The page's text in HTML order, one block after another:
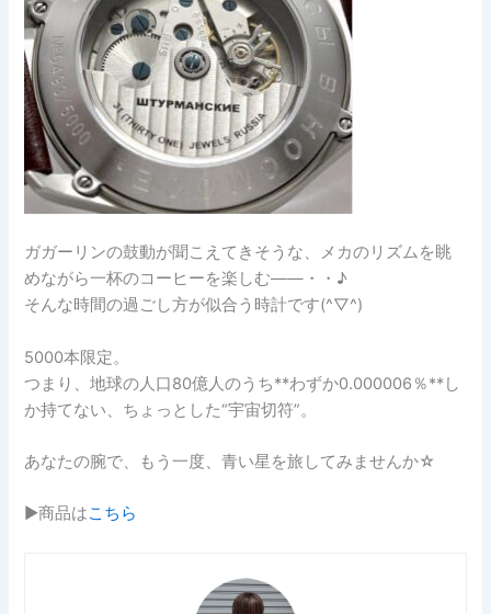
ガガーリンの鼓動が聞こえてきそうな、メカのリズムを眺
めながら一杯のコーヒーを楽しむ——・・♪
そんな時間の過ごし方が似合う時計です(^▽^)
5000本限定。
つまり、地球の人口80億人のうち**わずか0.000006％**し
か持てない、ちょっとした“宇宙切符”。
あなたの腕で、もう一度、青い星を旅してみませんか☆
▶商品はこちら